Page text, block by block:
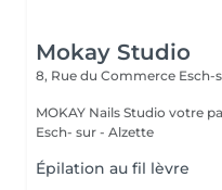
Mokay Studio
8, Rue du Commerce Esch-
MOKAY Nails Studio votre
Esch- sur - Alzette
Épilation au fil lèvre